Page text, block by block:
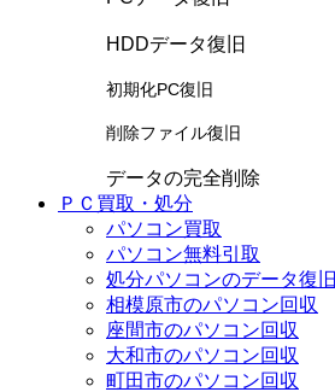
HDDデータ復旧
初期化PC復旧
削除ファイル復旧
データの完全削除
ＰＣ買取・処分
パソコン買取
パソコン無料引取
処分パソコンのデータ復旧
相模原市のパソコン回収
座間市のパソコン回収
大和市のパソコン回収
町田市のパソコン回収